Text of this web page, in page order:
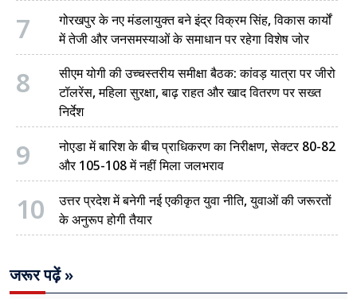
7
गोरखपुर के नए मंडलायुक्त बने इंद्र विक्रम सिंह, विकास कार्यों
में तेजी और जनसमस्याओं के समाधान पर रहेगा विशेष जोर
8
सीएम योगी की उच्चस्तरीय समीक्षा बैठक: कांवड़ यात्रा पर जीरो
टॉलरेंस, महिला सुरक्षा, बाढ़ राहत और खाद वितरण पर सख्त
निर्देश
9
नोएडा में बारिश के बीच प्राधिकरण का निरीक्षण, सेक्टर 80-82
और 105-108 में नहीं मिला जलभराव
10
उत्तर प्रदेश में बनेगी नई एकीकृत युवा नीति, युवाओं की जरूरतों
के अनुरूप होगी तैयार
जरूर पढ़ें »